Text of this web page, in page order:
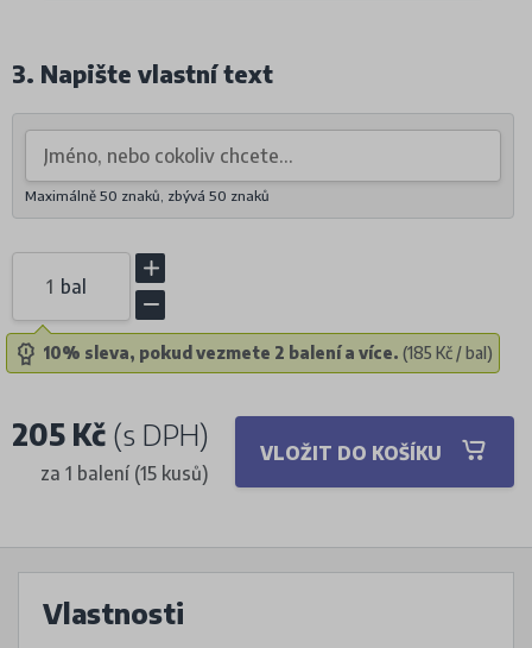
3. Napište vlastní text
Maximálně 50 znaků, zbývá 50 znaků
bal
10% sleva, pokud vezmete 2 balení a více. (185 Kč / bal)
205 Kč (s DPH)
za 1 balení (15 kusů)
VLOŽIT DO KOŠÍKU
Vlastnosti